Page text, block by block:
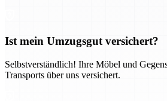
Ist mein Umzugsgut versichert?
Selbstverständlich! Ihre Möbel und
Transports über uns versichert.